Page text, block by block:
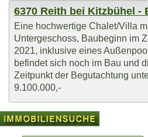
6370 Reith bei Kitzbühel -
Eine hochwertige Chalet/Villa
Untergeschoss, Baubeginn im
2021, inklusive eines
befindet sich noch im Bau und
Zeitpunkt der Begutachtung
9.100.000,-